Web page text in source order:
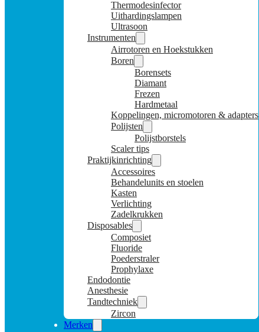
Thermodesinfector
Uithardingslampen
Ultrasoon
Instrumenten
Airrotoren en Hoekstukken
Boren
Borensets
Diamant
Frezen
Hardmetaal
Koppelingen, micromotoren & adapters
Polijsten
Polijstborstels
Scaler tips
Praktijkinrichting
Accessoires
Behandelunits en stoelen
Kasten
Verlichting
Zadelkrukken
Disposables
Composiet
Fluoride
Poederstraler
Prophylaxe
Endodontie
Anesthesie
Tandtechniek
Zircon
Merken